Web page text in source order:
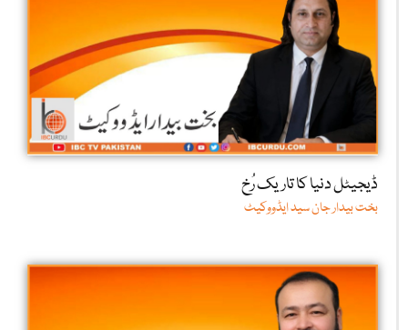
ڈیجیٹل دنیا کا تاریک رُخ
بخت بیدار جان سید ایڈووکیٹ